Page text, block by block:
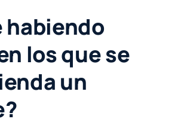
habiendo
los que se
un